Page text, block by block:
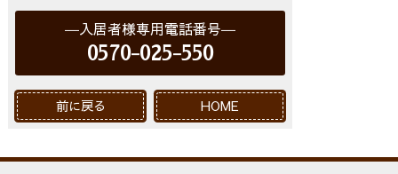
入居者様専用電話番号
0570-025-550
前に戻る HOME